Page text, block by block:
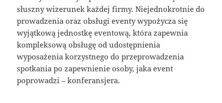
słuszny wizerunek każdej firmy. Niejednokrotnie do
prowadzenia oraz obsługi eventy wypożycza się
wyjątkową jednostkę eventową, która zapewnia
kompleksową obsługę od udostępnienia
wyposażenia korzystnego do przeprowadzenia
spotkania po zapewnienie osoby, jaka event
poprowadzi – konferansjera.